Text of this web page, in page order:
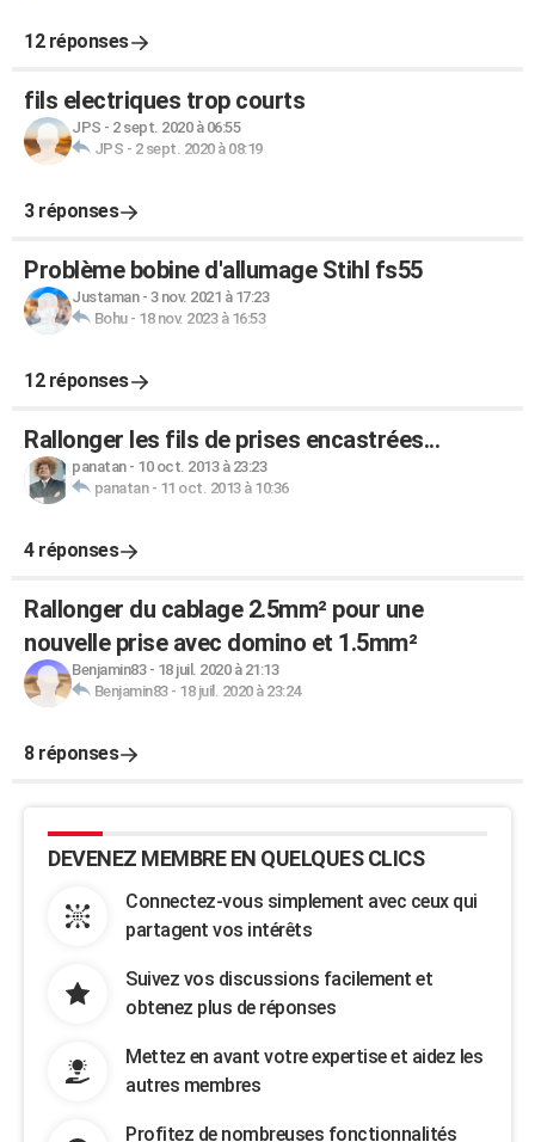
12 réponses
fils electriques trop courts
JPS - 2 sept. 2020 à 06:55
JPS - 2 sept. 2020 à 08:19
3 réponses
Problème bobine d'allumage Stihl fs55
Justaman- 3 nov. 2021 à 17:23
Bohu- 18 nov. 2023 à 16:53
12 réponses
Rallonger les fils de prises encastrées...
panatan- 10 oct. 2013 à 23:23
panatan- 11 oct. 2013 à 10:36
4 réponses
Rallonger du cablage 2.5mm² pour une
nouvelle prise avec domino et 1.5mm²
Benjamin83- 18 juil. 2020 à 21:13
Benjamin83- 18 juil. 2020 à 23:24
8 réponses
DEVENEZ MEMBRE EN QUELQUES CLICS
Connectez-vous simplement avec ceux qui
partagent vos intérêts
Suivez vos discussions facilement et
obtenez plus de réponses
Mettez en avant votre expertise et aidez les
autres membres
Profitez de nombreuses fonctionnalités